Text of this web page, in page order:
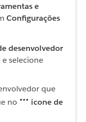
e
Configurações
desenvolvedor
selecione
que
no
ícone de